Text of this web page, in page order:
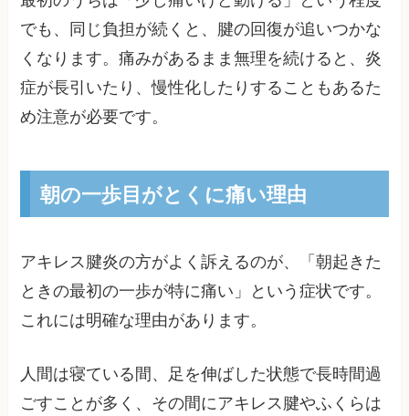
でも、同じ負担が続くと、腱の回復が追いつかな
くなります。痛みがあるまま無理を続けると、炎
症が長引いたり、慢性化したりすることもあるた
め注意が必要です。
朝の一歩目がとくに痛い理由
アキレス腱炎の方がよく訴えるのが、「朝起きた
ときの最初の一歩が特に痛い」という症状です。
これには明確な理由があります。
人間は寝ている間、足を伸ばした状態で長時間過
ごすことが多く、その間にアキレス腱やふくらは